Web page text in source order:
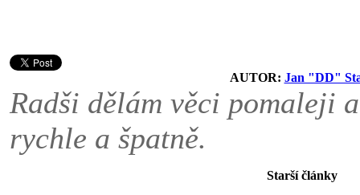
AUTOR: Jan "DD"
Radši dělám věci pomaleji
rychle a špatně.
Starší články